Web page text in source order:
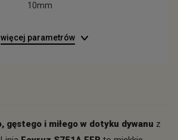
10mm
więcej parametrów
gęstego i miłego w dotyku dywanu z